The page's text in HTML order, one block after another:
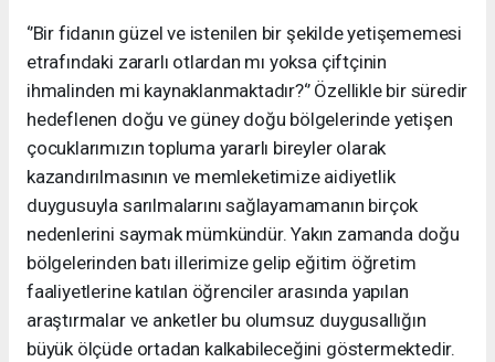
‘’Bir fidanın güzel ve istenilen bir şekilde yetişememesi
etrafındaki zararlı otlardan mı yoksa çiftçinin
ihmalinden mi kaynaklanmaktadır?‘’ Özellikle bir süredir
hedeflenen doğu ve güney doğu bölgelerinde yetişen
çocuklarımızın topluma yararlı bireyler olarak
kazandırılmasının ve memleketimize aidiyetlik
duygusuyla sarılmalarını sağlayamamanın birçok
nedenlerini saymak mümkündür. Yakın zamanda doğu
bölgelerinden batı illerimize gelip eğitim öğretim
faaliyetlerine katılan öğrenciler arasında yapılan
araştırmalar ve anketler bu olumsuz duygusallığın
büyük ölçüde ortadan kalkabileceğini göstermektedir.